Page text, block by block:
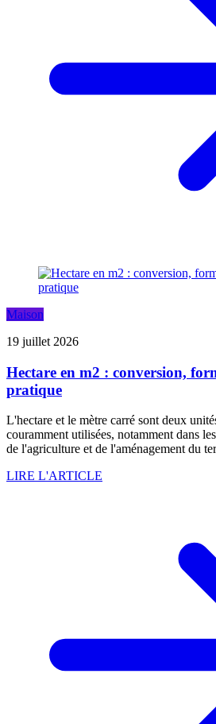
Maison
19 juillet 2026
Hectare en m2 : conversion,
pratique
L'hectare et le mètre carré sont deux
couramment utilisées, notamment dans
de l'agriculture et de l'aménagement du
LIRE L'ARTICLE